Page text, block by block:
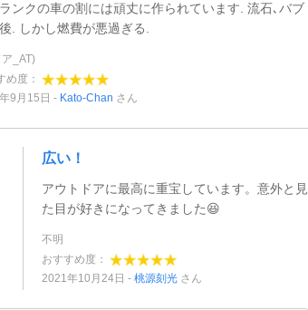
ンクの車の割には頑丈に作られています. 流石､バブ
. しかし燃費が悪過ぎる.
_AT)
め度：
9月15日
Kato-Chan さん
広い！
アウトドアに最高に重宝しています。意外と見
た目が好きになってきました😆
不明
おすすめ度：
2021年10月24日
桃源刻光 さん